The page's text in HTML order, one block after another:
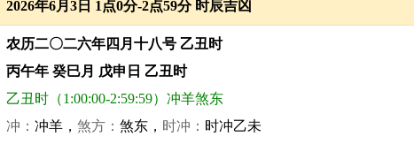
2026年6月3日 1点0分-2点59分 时辰吉凶
农历二〇二六年四月十八号 乙丑时
丙午年 癸巳月 戊申日 乙丑时
乙丑时（1:00:00-2:59:59）冲羊煞东
冲： 冲羊， 煞方： 煞东， 时冲： 时冲乙未